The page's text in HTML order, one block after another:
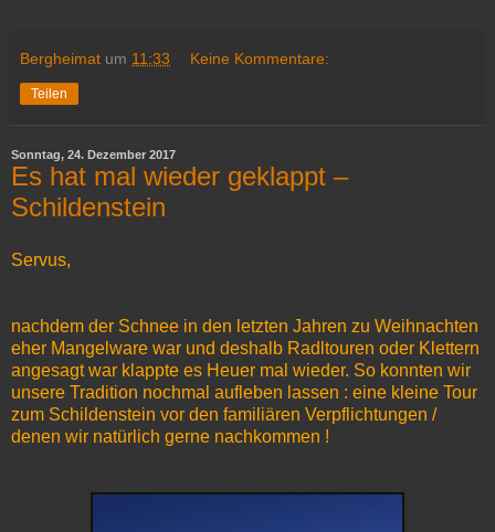
Bergheimat um 11:33 Keine Kommentare:
Teilen
Sonntag, 24. Dezember 2017
Es hat mal wieder geklappt –
Schildenstein
Servus,
nachdem der Schnee in den letzten Jahren zu Weihnachten
eher Mangelware war und deshalb Radltouren oder Klettern
angesagt war klappte es Heuer mal wieder. So konnten wir
unsere Tradition nochmal aufleben lassen : eine kleine Tour
zum Schildenstein vor den familiären Verpflichtungen /
denen wir natürlich gerne nachkommen !